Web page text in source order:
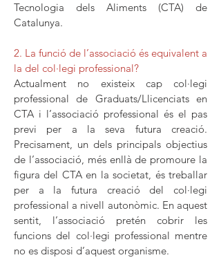
Tecnologia dels Aliments (CTA) de
Catalunya.
2. La funció de l’associació és equivalent a
la del col·legi professional?
Actualment no existeix cap col·legi
professional de Graduats/Llicenciats en
CTA i l’associació professional és el pas
previ per a la seva futura creació.
Precisament, un dels principals objectius
de l’associació, més enllà de promoure la
figura del CTA en la societat, és treballar
per a la futura creació del col·legi
professional a nivell autonòmic. En aquest
sentit, l’associació pretén cobrir les
funcions del col·legi professional mentre
no es disposi d’aquest organisme.